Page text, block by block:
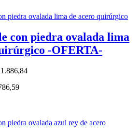
con piedra ovalada lima
-OFERTA-